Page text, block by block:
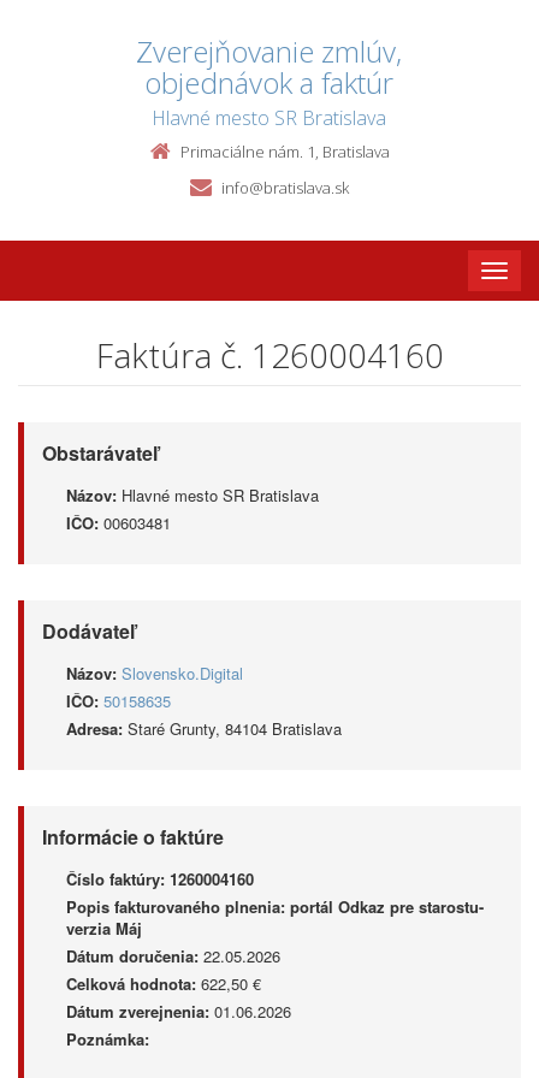
Zverejňovanie zmlúv,
objednávok a faktúr
Hlavné mesto SR Bratislava
Primaciálne nám. 1, Bratislava
info@bratislava.sk
Toggle
Faktúra č. 1260004160
Obstarávateľ
Názov: Hlavné mesto SR Bratislava
IČO: 00603481
Dodávateľ
Názov: Slovensko.Digital
IČO: 50158635
Adresa: Staré Grunty, 84104 Bratislava
Informácie o faktúre
Číslo faktúry: 1260004160
Popis fakturovaného plnenia: portál Odkaz pre starostu-
verzia Máj
Dátum doručenia: 22.05.2026
Celková hodnota: 622,50 €
Dátum zverejnenia: 01.06.2026
Poznámka: